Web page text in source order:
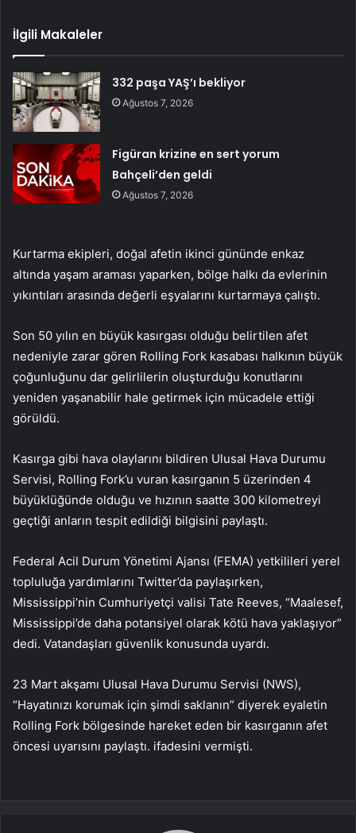
İlgili Makaleler
332 paşa YAŞ’ı bekliyor
Ağustos 7, 2026
Figüran krizine en sert yorum
Bahçeli’den geldi
Ağustos 7, 2026
Kurtarma ekipleri, doğal afetin ikinci gününde enkaz
altında yaşam araması yaparken, bölge halkı da evlerinin
yıkıntıları arasında değerli eşyalarını kurtarmaya çalıştı.
Son 50 yılın en büyük kasırgası olduğu belirtilen afet
nedeniyle zarar gören Rolling Fork kasabası halkının büyük
çoğunluğunu dar gelirlilerin oluşturduğu konutlarını
yeniden yaşanabilir hale getirmek için mücadele ettiği
görüldü.
Kasırga gibi hava olaylarını bildiren Ulusal Hava Durumu
Servisi, Rolling Fork’u vuran kasırganın 5 üzerinden 4
büyüklüğünde olduğu ve hızının saatte 300 kilometreyi
geçtiği anların tespit edildiği bilgisini paylaştı.
Federal Acil Durum Yönetimi Ajansı (FEMA) yetkilileri yerel
topluluğa yardımlarını Twitter’da paylaşırken,
Mississippi’nin Cumhuriyetçi valisi Tate Reeves, “Maalesef,
Mississippi’de daha potansiyel olarak kötü hava yaklaşıyor”
dedi. Vatandaşları güvenlik konusunda uyardı.
23 Mart akşamı Ulusal Hava Durumu Servisi (NWS),
“Hayatınızı korumak için şimdi saklanın” diyerek eyaletin
Rolling Fork bölgesinde hareket eden bir kasırganın afet
öncesi uyarısını paylaştı. ifadesini vermişti.